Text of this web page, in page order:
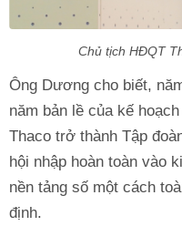
Chủ tịch HĐQT
Ông Dương cho biết,
năm bản lề của kế
Thaco trở thành Tập
hội nhập hoàn toàn vào
nền tảng số một cách
định.